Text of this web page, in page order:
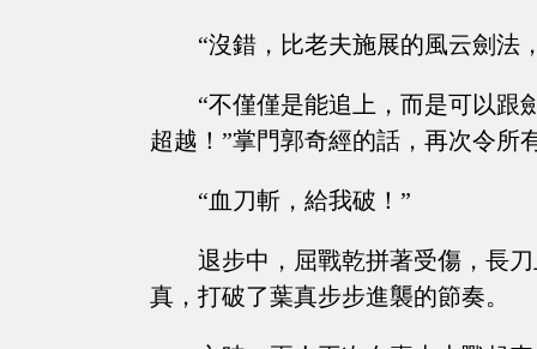
“沒錯，比老夫施展的風云劍法
“不僅僅是能追上，而是可以跟
超越！”掌門郭奇經的話，再次令所
“血刀斬，給我破！”
退步中，屈戰乾拼著受傷，長
真，打破了葉真步步進襲的節奏。